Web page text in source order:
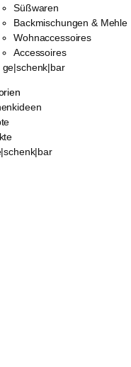
Süßwaren
Backmischungen & Mehle
Wohnaccessoires
Accessoires
ge|schenk|bar